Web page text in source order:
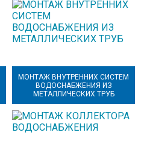
МОНТАЖ ВНУТРЕННИХ СИСТЕМ
ВОДОСНАБЖЕНИЯ ИЗ
МЕТАЛЛИЧЕСКИХ ТРУБ